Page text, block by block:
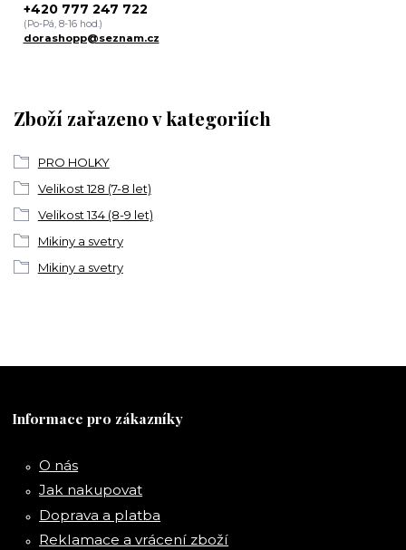
Zboží zařazeno v kategoriích
PRO HOLKY
Velikost 128 (7-8 let)
Velikost 134 (8-9 let)
Mikiny a svetry
Mikiny a svetry
+420 777 247 722
(Po-Pá, 8-16 hod.)
dorashopp@seznam.cz
Informace pro zákazníky
O nás
Jak nakupovat
Doprava a platba
Reklamace a vrácení zboží